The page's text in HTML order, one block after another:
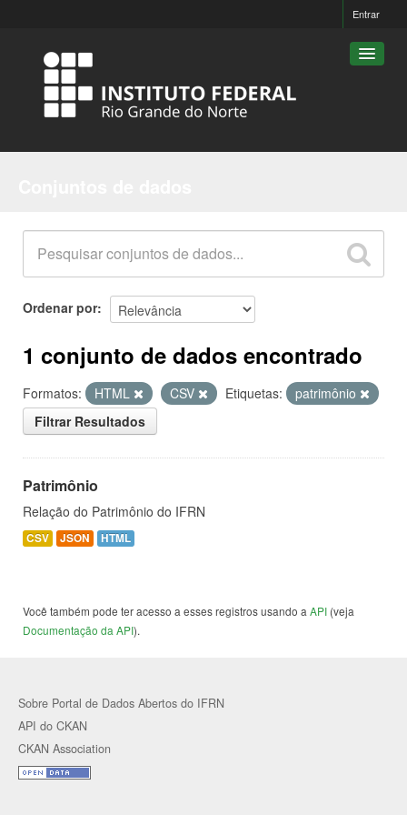
Entrar
Grupos
Sobre
Ordenar por
1 conjunto de dados encontrado
Formatos: HTML CSV Etiquetas:
patrimônio
Filtrar Resultados
Patrimônio
Relação do Patrimônio do IFRN
CSV JSON HTML
Você também pode ter acesso a esses registros usando a API (veja
Documentação da API).
Sobre Portal de Dados Abertos do IFRN
API do CKAN
CKAN Association